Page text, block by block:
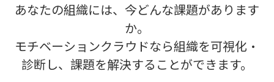
あなたの組織には、今どんな課題があります
か。
モチベーションクラウドなら組織を可視化・
診断し、課題を解決することができます。